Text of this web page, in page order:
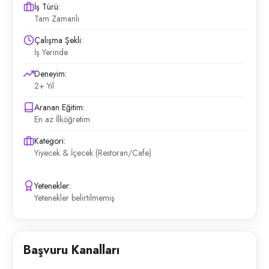
İş Türü:
Tam Zamanlı
Çalışma Şekli:
İş Yerinde
Deneyim:
2+ Yıl
Aranan Eğitim:
En az İlköğretim
Kategori:
Yiyecek & İçecek (Restoran/Cafe)
Yetenekler:
Yetenekler belirtilmemiş
Başvuru Kanalları